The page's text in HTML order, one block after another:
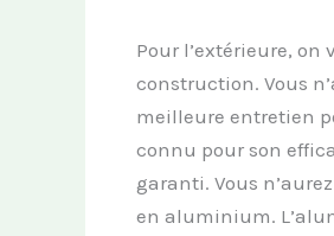
Pour l’extérieure,
construction. Vous
meilleure entretien
connu pour son
garanti. Vous
en aluminium.